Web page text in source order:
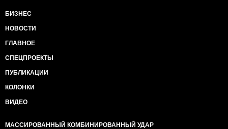
БИЗНЕС
НОВОСТИ
ГЛАВНОЕ
СПЕЦПРОЕКТЫ
ПУБЛИКАЦИИ
КОЛОНКИ
ВИДЕО
МАССИРОВАННЫЙ КОМБИНИРОВАННЫЙ УДАР